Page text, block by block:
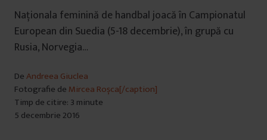
Naționala feminină de handbal joacă în Campionatul
European din Suedia (5-18 decembrie), în grupă cu
Rusia, Norvegia…
DeAndreea Giuclea
Fotografie de Mircea Roșca[/caption]
Timp de citire: 3 minute
5 decembrie 2016